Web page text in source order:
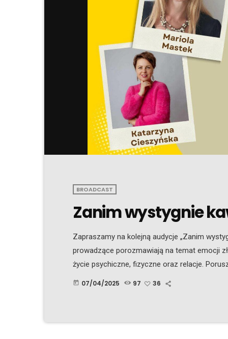
BROADCAST
Zanim wystygnie
Zapraszamy na kolejną audycje „Zanim
prowadzące porozmawiają na temat emocji
życie psychiczne, fizyczne oraz relacje.
złości i czym różni się ona od agresji.
today 07/04/2025 97 36